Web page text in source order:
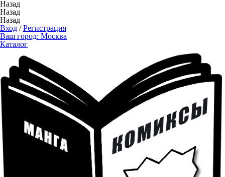
Назад
Назад
Назад
Вход /Регистрация
Ваш город: Москва
Каталог